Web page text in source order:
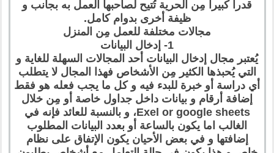
قدراً كبيراً مِن الحرية تُتيح لصاحبها العمل به بجانب و
ظيفة أخرى بدوام كامل.
مجالات مختلفة للعمل مِن المنزل
1- إدخال البيانات
يُعتبر مجال إدخال البيانات أحد المجالات السهلة للغاية و
التي يُحبذها الكثير مِن الأشخاص فهذا المجال لا يتطلب
أي دراسة أو خبرة للبدء فيه و كل ما يجب فعله هو فقط
إضافة أرقام و بيانات داخل جداول خاصة أو مِن خلال
Exel or google sheets، و بالنسبة للعائد فإنه في
الغالب اما يكون بالساعة أو بعدد البيانات المطلوب
إضافتها و في بعض الأحيان يكون الإتفاق على نظام